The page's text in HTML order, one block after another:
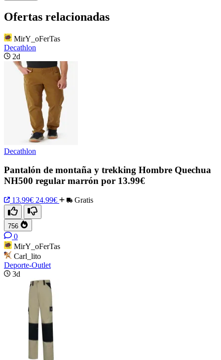
Ofertas relacionadas
MirY_oFerTas
Decathlon
2d
Decathlon
Pantalón de montaña y trekking Hombre Quechua
NH500 regular marrón por 13.99€
13.99€ 24.99€ Gratis
756
0
MirY_oFerTas
Carl_lito
Deporte-Outlet
3d